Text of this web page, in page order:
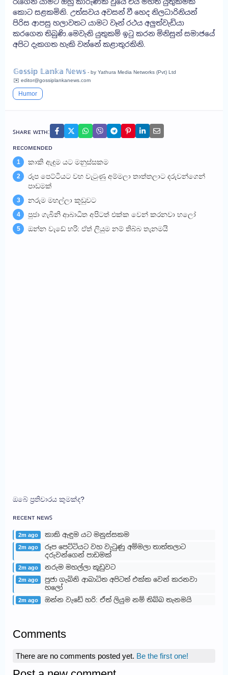
කොට සළකමිනි. උත්සවය අවසන් වී හෙද නිලධාරිනියන්
පිරිස ආපසු හලාවතට යාමට වෑන් රථය අලුත්වැඩියා
කරගෙන තිබුණි.මෙවැනි යුතුකම් ඉටු කරන මිනිසුන් සමාජයේ
අපිට දැකගත හැකි වන්නේ කළාතුරකිනි.
𝔾𝕠𝕤𝕤𝕚𝕡 𝕃𝕒𝕟𝕜𝕒 ℕ𝕖𝕨𝕤 - by Yathura Media Networks (Pvt) Ltd
✉️ editor@gossiplankanews.com
Humor
ꜱʜᴀʀᴇ ᴡɪᴛʜ:
ʀᴇᴄᴏᴍᴇɴᴅᴇᴅ
1 කාකි ඇඳුම යට මනුස්සකම
2
රූප පෙට්ටියට වහ වැටුණු අම්මලා තාත්තලාට දරුවන්ගෙන්
පාඩමක්
3 නරුම මහල්ලා කූඩුවට
4 පුජා ගැබිනි ආබාධිත අපිටත් එක්ක වෙන් කරනවා හලෝ
5 ඔන්න වැඩේ හරි: ඒත් ලියුම නම් තිබ්බ තැනමයි
ඔබේ ප්‍රතිචාරය කුමක්ද?
ʀᴇᴄᴇɴᴛ ɴᴇᴡꜱ
2m ago කාකි ඇඳුම යට මනුස්සකම
2m ago
රූප පෙට්ටියට වහ වැටුණු අම්මලා තාත්තලාට
දරුවන්ගෙන් පාඩමක්
2m ago නරුම මහල්ලා කූඩුවට
2m ago
පුජා ගැබිනි ආබාධිත අපිටත් එක්ක වෙන් කරනවා
හලෝ
2m ago ඔන්න වැඩේ හරි: ඒත් ලියුම නම් තිබ්බ තැනමයි
Comments
There are no comments posted yet. Be the first one!